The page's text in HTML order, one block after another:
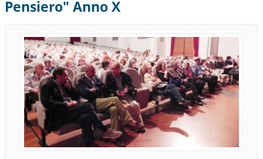
Pensiero" Anno X